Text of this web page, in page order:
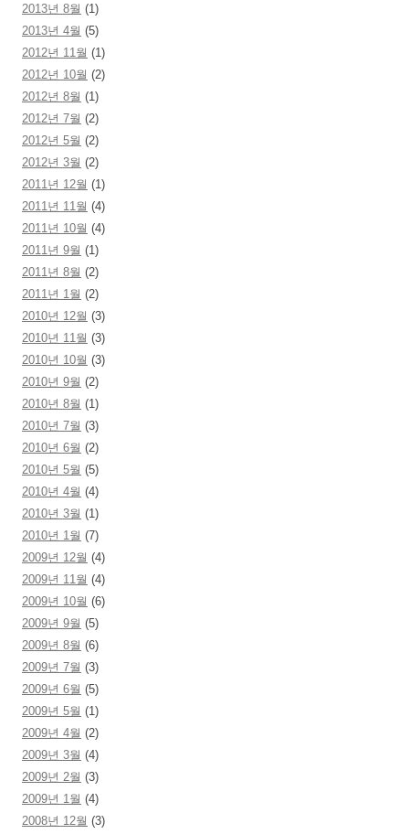
2013년 8월 (1)
2013년 4월 (5)
2012년 11월 (1)
2012년 10월 (2)
2012년 8월 (1)
2012년 7월 (2)
2012년 5월 (2)
2012년 3월 (2)
2011년 12월 (1)
2011년 11월 (4)
2011년 10월 (4)
2011년 9월 (1)
2011년 8월 (2)
2011년 1월 (2)
2010년 12월 (3)
2010년 11월 (3)
2010년 10월 (3)
2010년 9월 (2)
2010년 8월 (1)
2010년 7월 (3)
2010년 6월 (2)
2010년 5월 (5)
2010년 4월 (4)
2010년 3월 (1)
2010년 1월 (7)
2009년 12월 (4)
2009년 11월 (4)
2009년 10월 (6)
2009년 9월 (5)
2009년 8월 (6)
2009년 7월 (3)
2009년 6월 (5)
2009년 5월 (1)
2009년 4월 (2)
2009년 3월 (4)
2009년 2월 (3)
2009년 1월 (4)
2008년 12월 (3)